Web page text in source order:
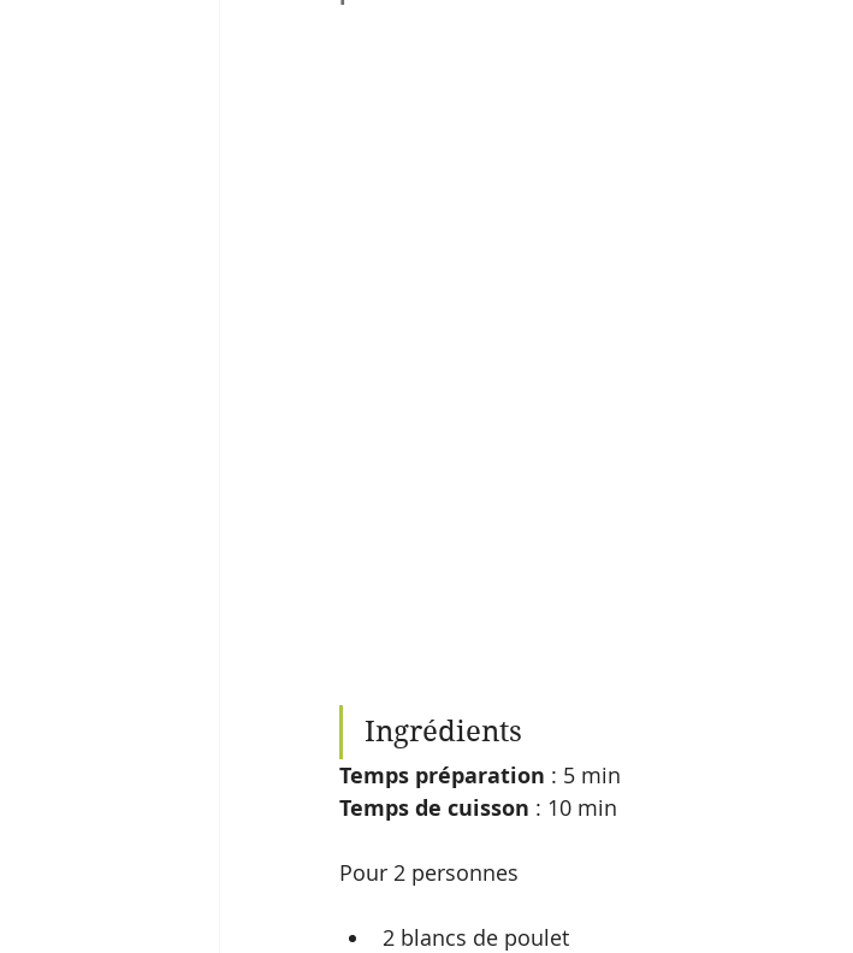
Ingrédients
Temps préparation : 5 min
Temps de cuisson : 10 min
Pour 2 personnes
2 blancs de poulet